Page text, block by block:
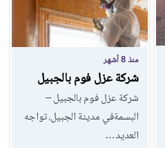
منذ 8 أشهر
شركة عزل فوم بالجبيل
شركة عزل فوم بالجبيل –
البسمةفي مدينة الجبيل، تواجه
العديد…